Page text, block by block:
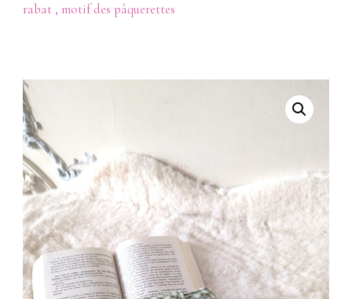
rabat , motif des pâquerettes